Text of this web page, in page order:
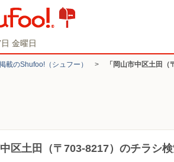
金曜日
載の​Shufoo!​（シュフー） > 「岡山市中区土田
区土田（〒703-8217）のチラシ